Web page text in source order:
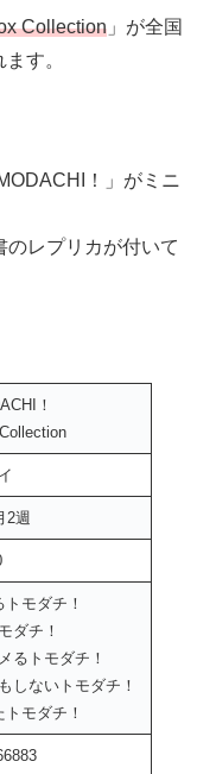
Collection 」が全国
す。
！」がミニ
のレプリカが付いて
！
Collection
2週
モダチ！
ダチ！
るトモダチ！
しないトモダチ！
モダチ！